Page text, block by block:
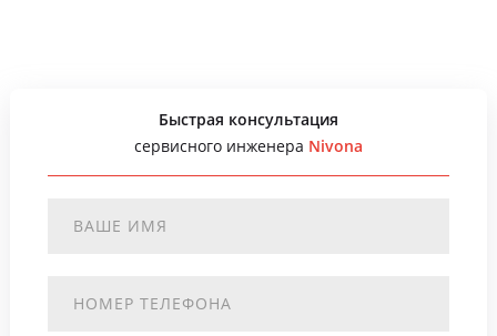
Быстрая консультация
сервисного инженера Nivona